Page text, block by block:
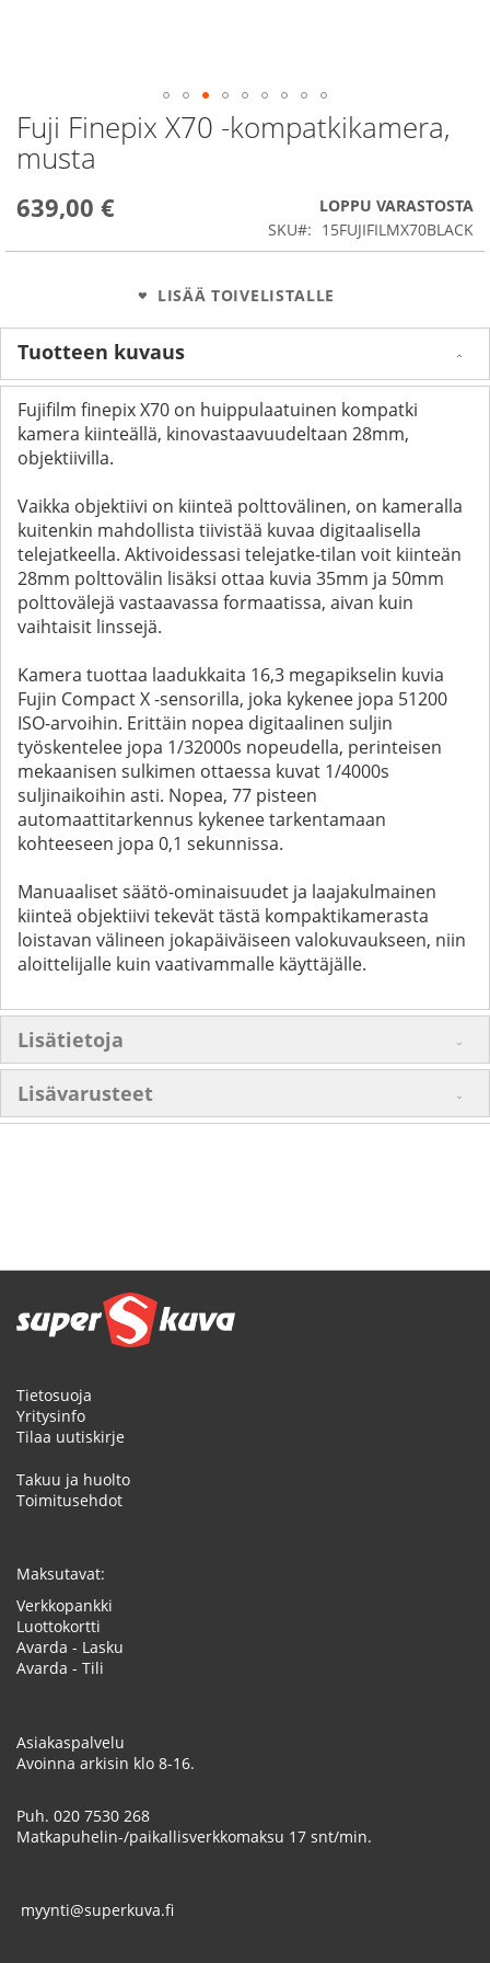
Fuji Finepix X70 -kompatkikamera,
musta
639,00 €
LOPPU VARASTOSTA
SKU
15FUJIFILMX70BLACK
LISÄÄ TOIVELISTALLE
Skip
to
the
of
Tuotteen kuvaus
Fujifilm finepix X70 on huippulaatuinen kompatki
kamera kiinteällä, kinovastaavuudeltaan 28mm,
objektiivilla.
Vaikka objektiivi on kiinteä polttovälinen, on kameralla
kuitenkin mahdollista tiivistää kuvaa digitaalisella
telejatkeella. Aktivoidessasi telejatke-tilan voit kiinteän
28mm polttovälin lisäksi ottaa kuvia 35mm ja 50mm
polttovälejä vastaavassa formaatissa, aivan kuin
vaihtaisit linssejä.
Kamera tuottaa laadukkaita 16,3 megapikselin kuvia
Fujin Compact X -sensorilla, joka kykenee jopa 51200
ISO-arvoihin. Erittäin nopea digitaalinen suljin
työskentelee jopa 1/32000s nopeudella, perinteisen
mekaanisen sulkimen ottaessa kuvat 1/4000s
suljinaikoihin asti. Nopea, 77 pisteen
automaattitarkennus kykenee tarkentamaan
kohteeseen jopa 0,1 sekunnissa.
Manuaaliset säätö-ominaisuudet ja laajakulmainen
kiinteä objektiivi tekevät tästä kompaktikamerasta
loistavan välineen jokapäiväiseen valokuvaukseen, niin
aloittelijalle kuin vaativammalle käyttäjälle.
Lisätietoja
Lisävarusteet
Tietosuoja
Yritysinfo
Tilaa uutiskirje
Takuu ja huolto
Toimitusehdot
Maksutavat:
Verkkopankki
Luottokortti
Avarda - Lasku
Avarda - Tili
Asiakaspalvelu
Avoinna arkisin klo 8-16.
Puh. 020 7530 268
Matkapuhelin-/paikallisverkkomaksu 17 snt/min.
myynti@superkuva.fi